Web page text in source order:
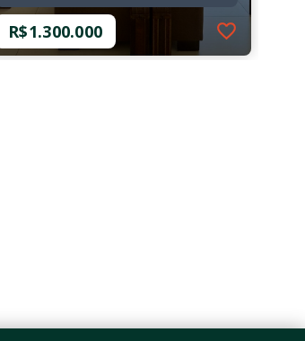
R$1.300.000
Alto da Lapa - São